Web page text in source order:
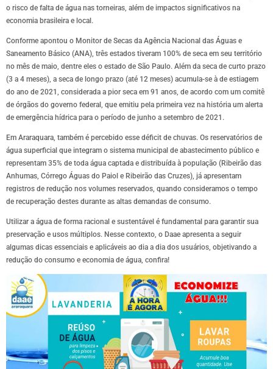
o risco de falta de água nas torneiras, além de impactos significativos na
economia brasileira e local.
Conforme apontou o Monitor de Secas da Agência Nacional das Águas e
Saneamento Básico (ANA), três estados tiveram 100% de seca em seu território
no mês de maio, dentre eles o estado de São Paulo. Além da seca de curto prazo
(3 a 4 meses), a seca de longo prazo (até 12 meses) acumula-se à de estiagem
do ano de 2021, considerada a pior seca em 91 anos, de acordo com um comitê
de órgãos do governo federal, que emitiu pela primeira vez na história um alerta
de emergência hídrica para o período de junho a setembro de 2021.
Em Araraquara, também é percebido esse déficit de chuvas. Os reservatórios de
água superficial que integram o sistema municipal de abastecimento público e
representam 35% de toda água captada e distribuída à população (Ribeirão das
Anhumas, Córrego Águas do Paiol e Ribeirão das Cruzes), já apresentam
registros de redução nos volumes reservados, quando consideramos o tempo
de recuperação destes durante as altas demandas de consumo.
Utilizar a água de forma racional e sustentável é fundamental para garantir sua
preservação e usos múltiplos. Nesse contexto, o Daae apresenta a seguir
algumas dicas essenciais e aplicáveis ao dia a dia dos usuários, objetivando a
redução do consumo e economia de água, confira!